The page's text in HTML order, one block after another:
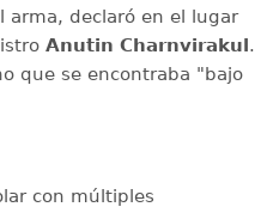
arma, declaró en el lugar
Anutin Charnvirakul.
que se encontraba "bajo
con múltiples